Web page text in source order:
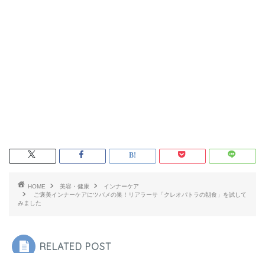
HOME 美容・健康
インナーケア
ご褒美インナーケアにツバメの巣！リアラーサ「クレオパトラの朝食」を試して
みました
RELATED POST